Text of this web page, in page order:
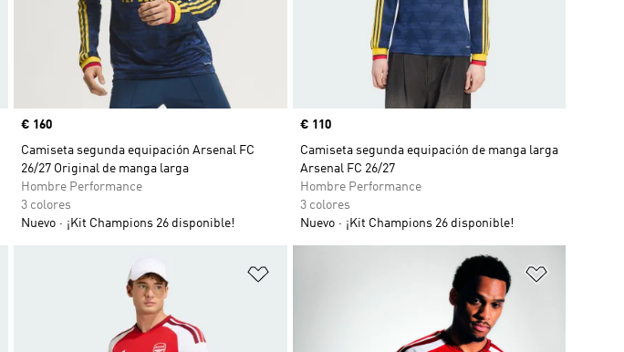
Precio
€ 160
Camiseta segunda equipación Arsenal FC
26/27 Original de manga larga
Hombre Performance
3 colores
Nuevo
¡Kit Champions 26 disponible!
Precio
€ 110
Camiseta segunda equipación de manga larga
Arsenal FC 26/27
Hombre Performance
3 colores
Nuevo
¡Kit Champions 26 disponible!
Añadir a la lista de deseos